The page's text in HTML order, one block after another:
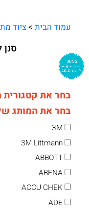
עמוד הבית >ציוד
סנן
בחר את
בחר את המותג
3M
3M Littmann
ABBOTT
ABENA
ACCU CHEK
ADE